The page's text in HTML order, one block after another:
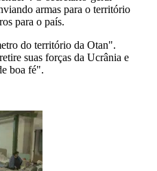
armas para o território
para o país.
do território da Otan".
suas forças da Ucrânia e
boa fé".